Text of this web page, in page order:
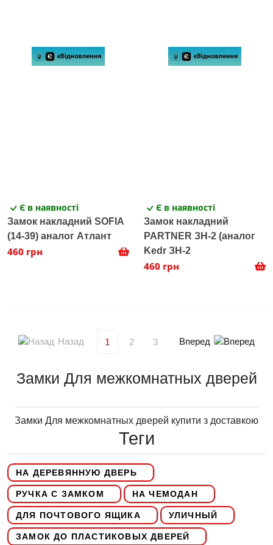
Є в наявності
Замок накладний SOFIA
(14-39) аналог Атлант
460 грн
Є в наявності
Замок накладний
PARTNER ЗН-2 (аналог
Kedr ЗН-2
460 грн
Назад 1 2 3 Вперед
Замки Для межкомнатных дверей
Замки Для межкомнатных дверей купити з доставкою
Теги
НА ДЕРЕВЯННУЮ ДВЕРЬ
РУЧКА С ЗАМКОМ НА ЧЕМОДАН
ДЛЯ ПОЧТОВОГО ЯЩИКА УЛИЧНЫЙ
ЗАМОК ДО ПЛАСТИКОВЫХ ДВЕРЕЙ